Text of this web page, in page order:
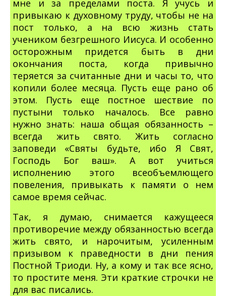
мне и за пределами поста. Я учусь и
привыкаю к духовному труду, чтобы не на
пост только, а на всю жизнь стать
учеником безгрешного Иисуса. И особенно
осторожным придется быть в дни
окончания поста, когда привычно
теряется за считанные дни и часы то, что
копили более месяца. Пусть еще рано об
этом. Пусть еще постное шествие по
пустыни только началось. Все равно
нужно знать: наша общая обязанность –
всегда жить свято. Жить согласно
заповеди «Святы будьте, ибо Я Свят,
Господь Бог ваш». А вот учиться
исполнению этого всеобъемлющего
повеления, привыкать к памяти о нем
самое время сейчас.
Так, я думаю, снимается кажущееся
противоречие между обязанностью всегда
жить свято, и нарочитым, усиленным
призывом к праведности в дни пения
Постной Триоди. Ну, а кому и так все ясно,
то простите меня. Эти краткие строчки не
для вас писались.